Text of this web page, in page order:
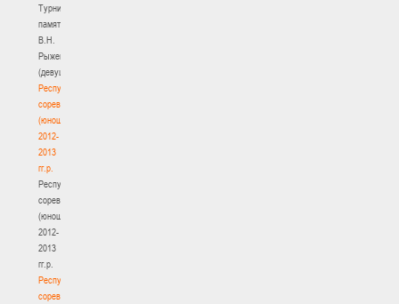
Турнир
памяти
В.Н.
Рыженкова
(девушки)
Республиканские
соревнования
(юноши)
2012-
2013
гг.р.
Республиканские
соревнования
(юноши)
2012-
2013
гг.р.
Республиканские
соревнования